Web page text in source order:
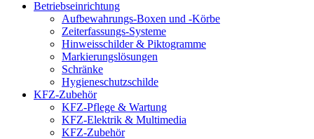
Betriebseinrichtung
Aufbewahrungs-Boxen und -Körbe
Zeiterfassungs-Systeme
Hinweisschilder & Piktogramme
Markierungslösungen
Schränke
Hygieneschutzschilde
KFZ-Zubehör
KFZ-Pflege & Wartung
KFZ-Elektrik & Multimedia
KFZ-Zubehör